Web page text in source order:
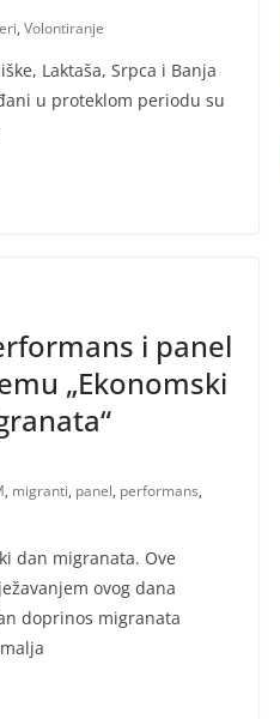
, Volontiranje
Laktaša, Srpca i Banja
u proteklom periodu su
i panel
„Ekonomski
, migranti, panel, performans,
dan migranata. Ove
ovog dana
doprinos migranata